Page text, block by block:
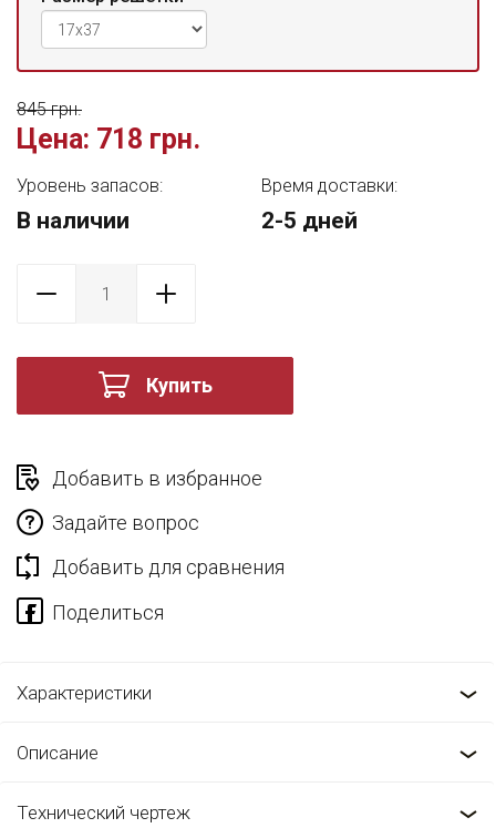
Цена: 718 грн.
845 грн.
Уровень запасов:
В наличии
Время доставки:
2-5 дней
Купить
Добавить в избранное
Задайте вопрос
Добавить для сравнения
Характеристики
Описание
Технический чертеж